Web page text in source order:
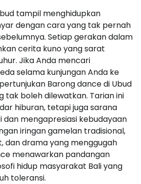
tampil menghidupkan
dengan cara yang tak pernah
Setiap gerakan dalam
cerita kuno yang sarat
Jika Anda mencari
selama kunjungan Anda ke
Barong dance di Ubud
tak boleh dilewatkan. Tarian ini
hiburan, tetapi juga sarana
mengapresiasi kebudayaan
iringan gamelan tradisional,
dan drama yang menggugah
menawarkan pandangan
hidup masyarakat Bali yang
toleransi.